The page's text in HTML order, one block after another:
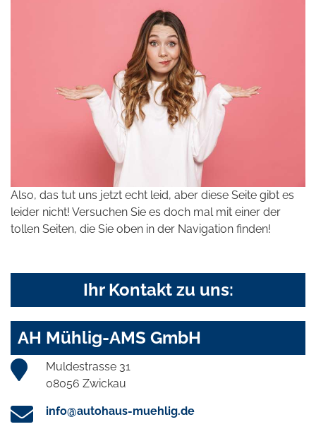
Also, das tut uns jetzt echt leid, aber diese Seite gibt es
leider nicht! Versuchen Sie es doch mal mit einer der
tollen Seiten, die Sie oben in der Navigation finden!
Ihr Kontakt zu uns:
AH Mühlig-AMS GmbH
Muldestrasse 31
08056 Zwickau
info@autohaus-muehlig.de